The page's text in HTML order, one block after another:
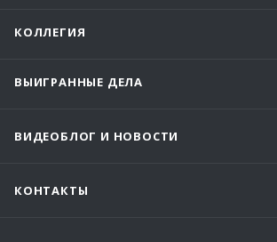
КОЛЛЕГИЯ
ВЫИГРАННЫЕ ДЕЛА
ВИДЕОБЛОГ И НОВОСТИ
КОНТАКТЫ